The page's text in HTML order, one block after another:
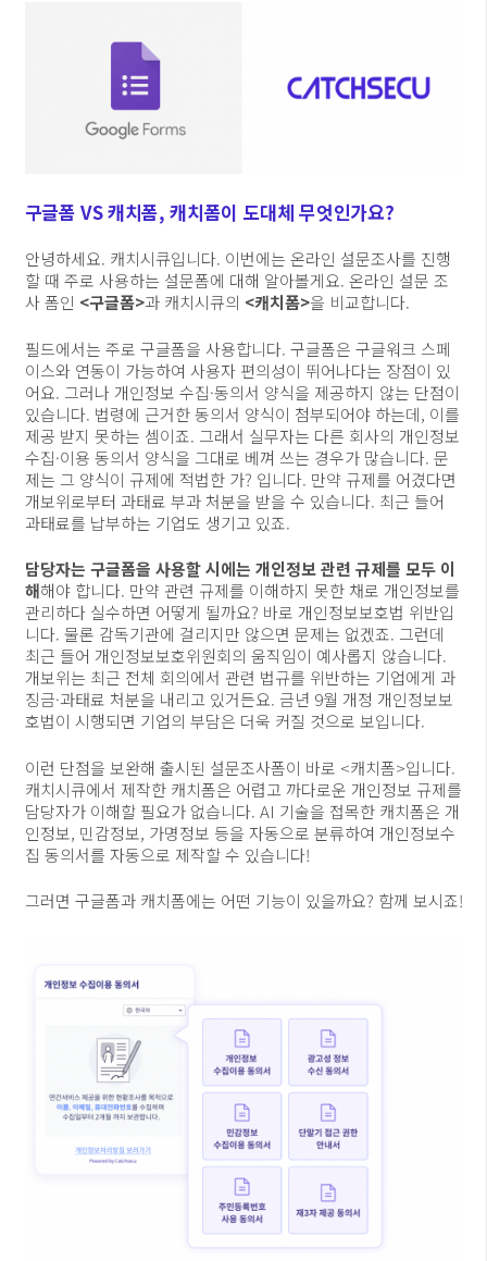
구글폼 VS 캐치폼, 캐치폼이 도대체 무엇인가요?
안녕하세요. 캐치시큐입니다. 이번에는 온라인 설문조사를 진행
할 때 주로 사용하는 설문폼에 대해 알아볼게요. 온라인 설문 조
사 폼인 <구글폼>과 캐치시큐의 <캐치폼>을 비교합니다.
필드에서는 주로 구글폼을 사용합니다. 구글폼은 구글워크 스페
이스와 연동이 가능하여 사용자 편의성이 뛰어나다는 장점이 있
어요. 그러나 개인정보 수집·동의서 양식을 제공하지 않는 단점이
있습니다. 법령에 근거한 동의서 양식이 첨부되어야 하는데, 이를
제공 받지 못하는 셈이죠. 그래서 실무자는 다른 회사의 개인정보
수집·이용 동의서 양식을 그대로 베껴 쓰는 경우가 많습니다. 문
제는 그 양식이 규제에 적법한 가? 입니다. 만약 규제를 어겼다면
개보위로부터 과태료 부과 처분을 받을 수 있습니다. 최근 들어
과태료를 납부하는 기업도 생기고 있죠.
담당자는 구글폼을 사용할 시에는 개인정보 관련 규제를 모두 이
해해야 합니다. 만약 관련 규제를 이해하지 못한 채로 개인정보를
관리하다 실수하면 어떻게 될까요? 바로 개인정보보호법 위반입
니다. 물론 감독기관에 걸리지만 않으면 문제는 없겠죠. 그런데
최근 들어 개인정보보호위원회의 움직임이 예사롭지 않습니다.
개보위는 최근 전체 회의에서 관련 법규를 위반하는 기업에게 과
징금·과태료 처분을 내리고 있거든요. 금년 9월 개정 개인정보보
호법이 시행되면 기업의 부담은 더욱 커질 것으로 보입니다.
이런 단점을 보완해 출시된 설문조사폼이 바로 <캐치폼>입니다.
캐치시큐에서 제작한 캐치폼은 어렵고 까다로운 개인정보 규제를
담당자가 이해할 필요가 없습니다. AI 기술을 접목한 캐치폼은 개
인정보, 민감정보, 가명정보 등을 자동으로 분류하여 개인정보수
집 동의서를 자동으로 제작할 수 있습니다!
그러면 구글폼과 캐치폼에는 어떤 기능이 있을까요? 함께 보시죠!